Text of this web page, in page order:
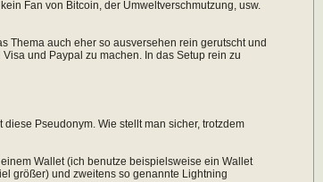
Fan von Bitcoin, der Umweltverschmutzung, usw.
Thema auch eher so ausversehen rein gerutscht und
und Paypal zu machen. In das Setup rein zu
Pseudonym. Wie stellt man sicher, trotzdem
Wallet (ich benutze beispielsweise ein Wallet
größer) und zweitens so genannte Lightning